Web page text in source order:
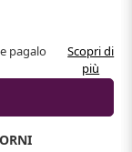
pagalo
Scopri di
più